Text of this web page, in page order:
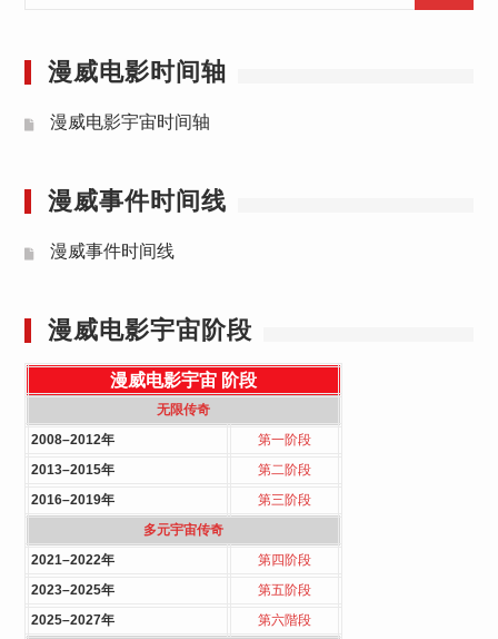
漫威电影时间轴
漫威电影宇宙时间轴
漫威事件时间线
漫威事件时间线
漫威电影宇宙阶段
漫威电影宇宙 阶段
无限传奇
2008–2012年
第一阶段
2013–2015年
第二阶段
2016–2019年
第三阶段
多元宇宙传奇
2021–2022年
第四阶段
2023–2025年
第五阶段
2025–2027年
第六階段